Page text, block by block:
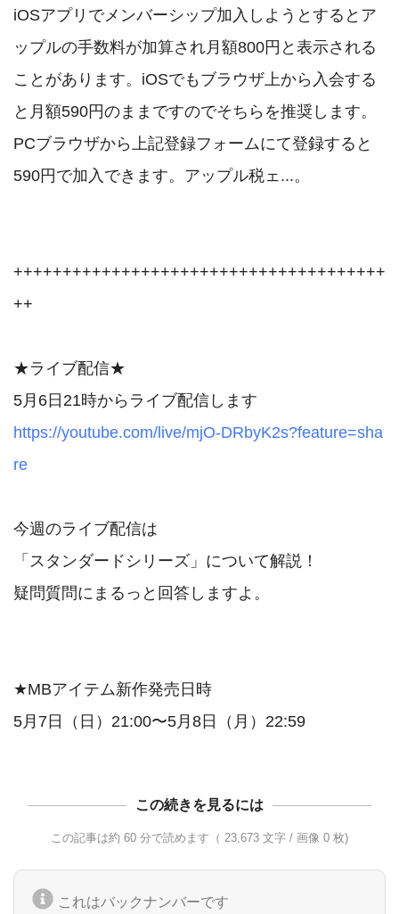
iOSアプリでメンバーシップ加入しようとするとア
ップルの手数料が加算され月額800円と表示される
ことがあります。iOSでもブラウザ上から入会する
と月額590円のままですのでそちらを推奨します。
PCブラウザから上記登録フォームにて登録すると
590円で加入できます。アップル税ェ...。
++++++++++++++++++++++++++++++++++++++
++
★ライブ配信★
https://youtube.com/live/mjO-DRbyK2s?feature=sha
re
今週のライブ配信は
「スタンダードシリーズ」について解説！
疑問質問にまるっと回答しますよ。
★MBアイテム新作発売日時
この続きを見るには
この記事は約 60 分で読めます（ 23,673 文字 / 画像 0 枚)
これはバックナンバーです